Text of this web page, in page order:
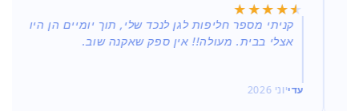
★★★★★
★★★★★
קניתי מספר חליפות לגן לנכד שלי, תוך יומיים הן היו
אצלי בבית. מעולה!! אין ספק שאקנה שוב.
יוני 2026